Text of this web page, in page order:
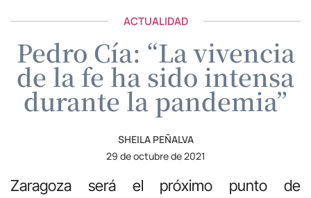
ACTUALIDAD
Pedro Cía: “La vivencia
de la fe ha sido intensa
durante la pandemia”
SHEILA PEÑALVA
29 de octubre de 2021
Zaragoza será el próximo punto de